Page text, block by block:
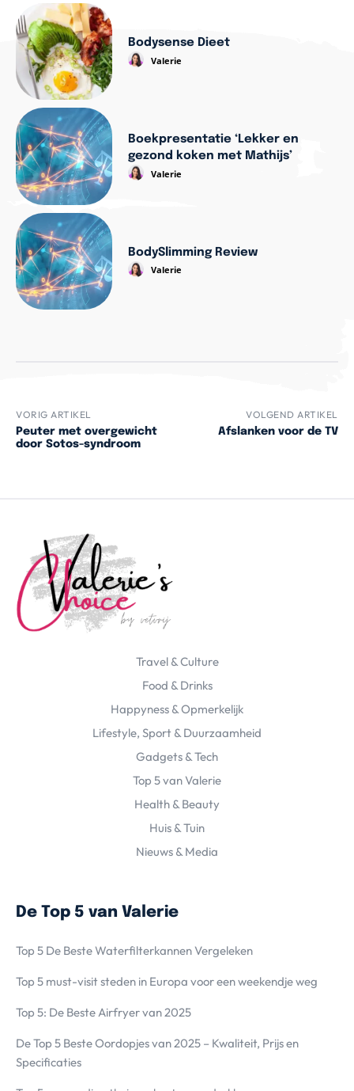
Bodysense Dieet
Valerie
Boekpresentatie ‘Lekker en
gezond koken met Mathijs’
Valerie
BodySlimming Review
Valerie
VORIG ARTIKEL
Peuter met overgewicht
door Sotos-syndroom
VOLGEND ARTIKEL
Afslanken voor de TV
Travel & Culture
Food & Drinks
Happyness & Opmerkelijk
Lifestyle, Sport & Duurzaamheid
Gadgets & Tech
Top 5 van Valerie
Health & Beauty
Huis & Tuin
Nieuws & Media
De Top 5 van Valerie
Top 5 De Beste Waterfilterkannen Vergeleken
Top 5 must-visit steden in Europa voor een weekendje weg
Top 5: De Beste Airfryer van 2025
De Top 5 Beste Oordopjes van 2025 – Kwaliteit, Prijs en
Specificaties